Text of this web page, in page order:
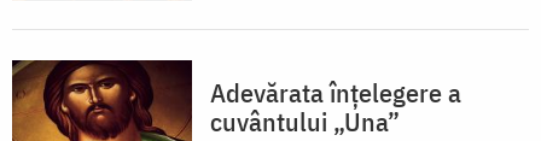
Adevărata înțelegere a
cuvântului „Una”